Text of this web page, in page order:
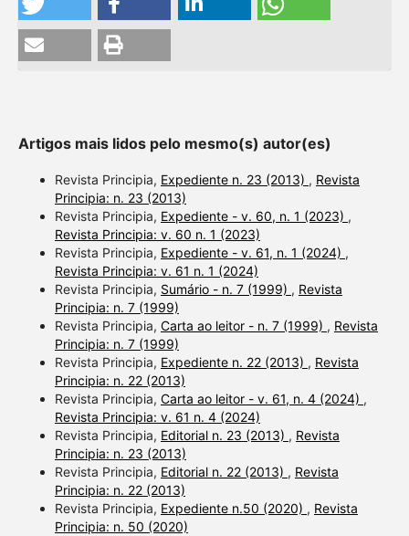
Artigos mais lidos pelo mesmo(s) autor(es)
Revista Principia, Expediente n. 23 (2013) , Revista
Principia: n. 23 (2013)
Revista Principia, Expediente - v. 60, n. 1 (2023) ,
Revista Principia: v. 60 n. 1 (2023)
Revista Principia, Expediente - v. 61, n. 1 (2024) ,
Revista Principia: v. 61 n. 1 (2024)
Revista Principia, Sumário - n. 7 (1999) , Revista
Principia: n. 7 (1999)
Revista Principia, Carta ao leitor - n. 7 (1999) , Revista
Principia: n. 7 (1999)
Revista Principia, Expediente n. 22 (2013) , Revista
Principia: n. 22 (2013)
Revista Principia, Carta ao leitor - v. 61, n. 4 (2024) ,
Revista Principia: v. 61 n. 4 (2024)
Revista Principia, Editorial n. 23 (2013) , Revista
Principia: n. 23 (2013)
Revista Principia, Editorial n. 22 (2013) , Revista
Principia: n. 22 (2013)
Revista Principia, Expediente n.50 (2020) , Revista
Principia: n. 50 (2020)